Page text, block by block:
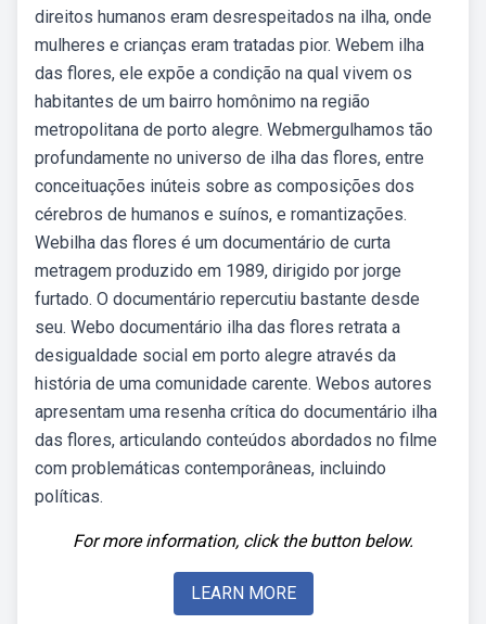
direitos humanos eram desrespeitados na ilha, onde
mulheres e crianças eram tratadas pior. Webem ilha
das flores, ele expõe a condição na qual vivem os
habitantes de um bairro homônimo na região
metropolitana de porto alegre. Webmergulhamos tão
profundamente no universo de ilha das flores, entre
conceituações inúteis sobre as composições dos
cérebros de humanos e suínos, e romantizações.
Webilha das flores é um documentário de curta
metragem produzido em 1989, dirigido por jorge
furtado. O documentário repercutiu bastante desde
seu. Webo documentário ilha das flores retrata a
desigualdade social em porto alegre através da
história de uma comunidade carente. Webos autores
apresentam uma resenha crítica do documentário ilha
das flores, articulando conteúdos abordados no filme
com problemáticas contemporâneas, incluindo
políticas.
For more information, click the button below.
LEARN MORE